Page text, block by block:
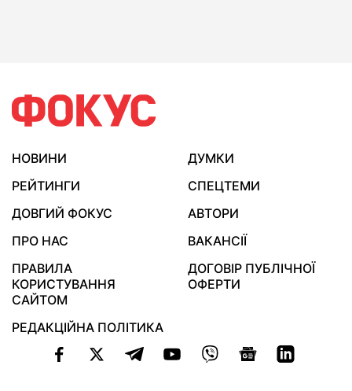
НОВИНИ
ДУМКИ
РЕЙТИНГИ
СПЕЦТЕМИ
ДОВГИЙ ФОКУС
АВТОРИ
ПРО НАС
ВАКАНСІЇ
ПРАВИЛА
КОРИСТУВАННЯ
САЙТОМ
ДОГОВІР ПУБЛІЧНОЇ
ОФЕРТИ
РЕДАКЦІЙНА ПОЛІТИКА